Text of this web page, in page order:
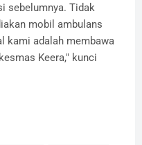
sebelumnya. Tidak
mobil ambulans
kami adalah membawa
Keera," kunci